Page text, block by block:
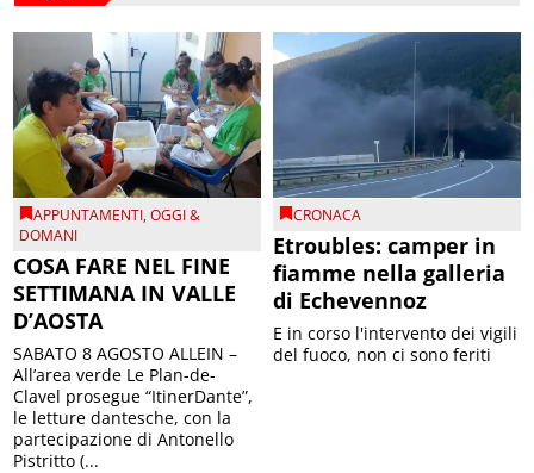
APPUNTAMENTI,OGGI &
DOMANI
COSA FARE NEL FINE
SETTIMANA IN VALLE
D’AOSTA
SABATO 8 AGOSTO ALLEIN –
All’area verde Le Plan-de-
Clavel prosegue “ItinerDante”,
le letture dantesche, con la
partecipazione di Antonello
Pistritto (...
CRONACA
Etroubles: camper in
fiamme nella galleria
di Echevennoz
E in corso l'intervento dei vigili
del fuoco, non ci sono feriti